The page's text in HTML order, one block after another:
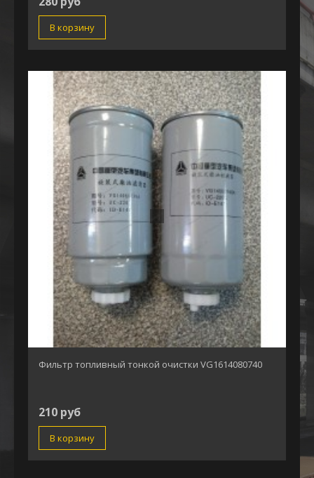
В корзину
Фильтр топливный тонкой очистки VG1614080740
210 руб
В корзину